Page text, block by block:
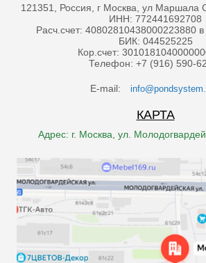
121351, Россия, г Москва, ул Маршала
ИНН: 772441692708
Расч.счет: 40802810438000223880
БИК: 044525225
Кор.счет:
Телефон: +7 (916) 590-
E-mail:
КАРТА
Адрес: г. Москва, ул.